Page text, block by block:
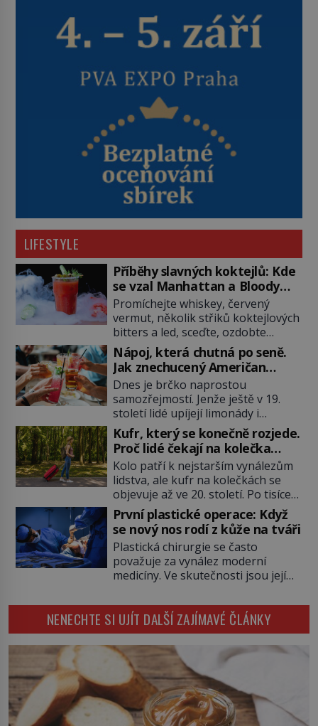
LIFESTYLE
Příběhy slavných koktejlů: Kde
se vzal Manhattan a Bloody
Mary?
Promíchejte whiskey, červený
vermut, několik střiků koktejlových
bitters a led, sceďte, ozdobte
koktejlovou třešinkou a tadá…
Manhattan je tu! A pokud to má být
skutečně on, dejte si pozor, ať
místo klasické americké rye
whiskey či klidně bourbonu
nepoužijete skotskou whisku. Co
se stane? Inu, koktejl bude stále
skvělý, ale už to nebude
Manhattan ale […]
Nápoj, která chutná po seně.
Jak znechucený Američan
vymyslel brčko
Dnes je brčko naprostou
samozřejmostí. Jenže ještě v 19.
století lidé upíjejí limonády i
koktejly dutými stébly žita nebo
žitné slámy. Fungují sice dobře,
mají ale jednu nepříjemnou
vlastnost po chvíli se rozmáčejí a
nápoji dodávají travnatou příchuť.
Právě tahle drobná nepříjemnost
přivede amerického výrobce
cigaretových náustků k nápadu,
který změní způsob pití po celém
[…]
Kufr, který se konečně rozjede.
Proč lidé čekají na kolečka
téměř pět tisíc let?
Kolo patří k nejstarším vynálezům
lidstva, ale kufr na kolečkách se
objevuje až ve 20. století. Po tisíce
let lidé vláčejí těžká zavazadla v
rukou, na zádech nebo je nakládají
na povozy. Stačí přitom jediný
nápad, připevnit ke kufru kolečka.
Jenže právě ten nikdo dlouho
nedostane. Až jednou se na letišti
První plastické operace: Když
se nový nos rodí z kůže na tváři
Plastická chirurgie se často
považuje za vynález moderní
medicíny. Ve skutečnosti jsou její
tisíce let. V dobách, kdy ještě
neexistují antibiotika ani anestezie,
se odvážní lékaři pokoušejí vracet
lidem tváře znetvořené válkou,
tresty nebo nehodami. Jejich
metody jsou překvapivě
promyšlené a některé principy
používají chirurgové dodnes. Úplně
první […]
NENECHTE SI UJÍT DALŠÍ ZAJÍMAVÉ ČLÁNKY